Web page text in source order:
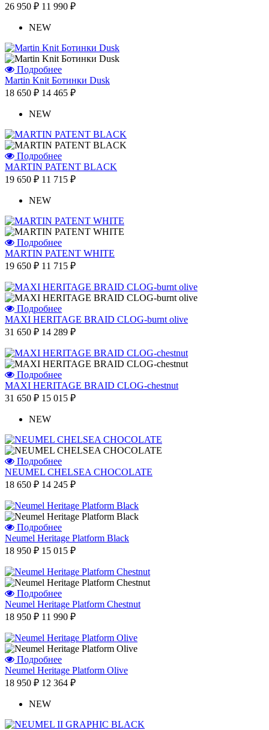
26 950 ₽ 11 990 ₽
NEW
Подробнее
Martin Knit Ботинки Dusk
18 650 ₽ 14 465 ₽
NEW
Подробнее
MARTIN PATENT BLACK
19 650 ₽ 11 715 ₽
NEW
Подробнее
MARTIN PATENT WHITE
19 650 ₽ 11 715 ₽
Подробнее
MAXI HERITAGE BRAID CLOG-burnt olive
31 650 ₽ 14 289 ₽
Подробнее
MAXI HERITAGE BRAID CLOG-chestnut
31 650 ₽ 15 015 ₽
NEW
Подробнее
NEUMEL CHELSEA CHOCOLATE
18 650 ₽ 14 245 ₽
Подробнее
Neumel Heritage Platform Black
18 950 ₽ 15 015 ₽
Подробнее
Neumel Heritage Platform Chestnut
18 950 ₽ 11 990 ₽
Подробнее
Neumel Heritage Platform Olive
18 950 ₽ 12 364 ₽
NEW